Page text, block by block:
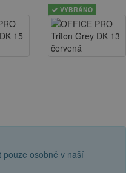
VYBRÁNO
pouze osobně v naší